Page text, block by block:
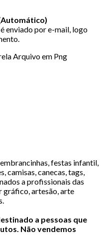
enviado por e-mail, logo
Arquivo em Png
festas infantil,
camisas, canecas, tags,
a profissionais das
gráfico, artesão, arte
a pessoas que
Não vendemos